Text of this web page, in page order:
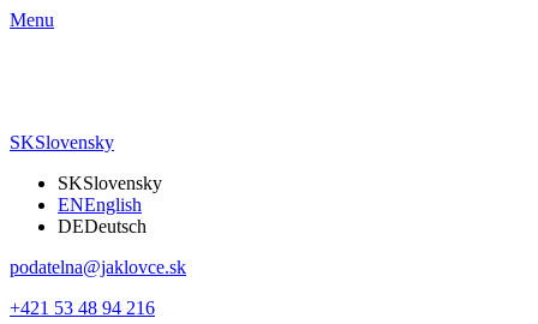
Menu
SKSlovensky
SKSlovensky
ENEnglish
DEDeutsch
podatelna@jaklovce.sk
+421 53 48 94 216